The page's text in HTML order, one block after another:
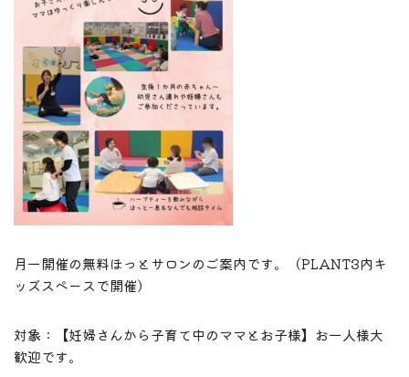
月一開催の無料ほっとサロンのご案内です。（PLANT3内キ
ッズスペースで開催）
対象：【妊婦さんから子育て中のママとお子様】お一人様大
歓迎です。